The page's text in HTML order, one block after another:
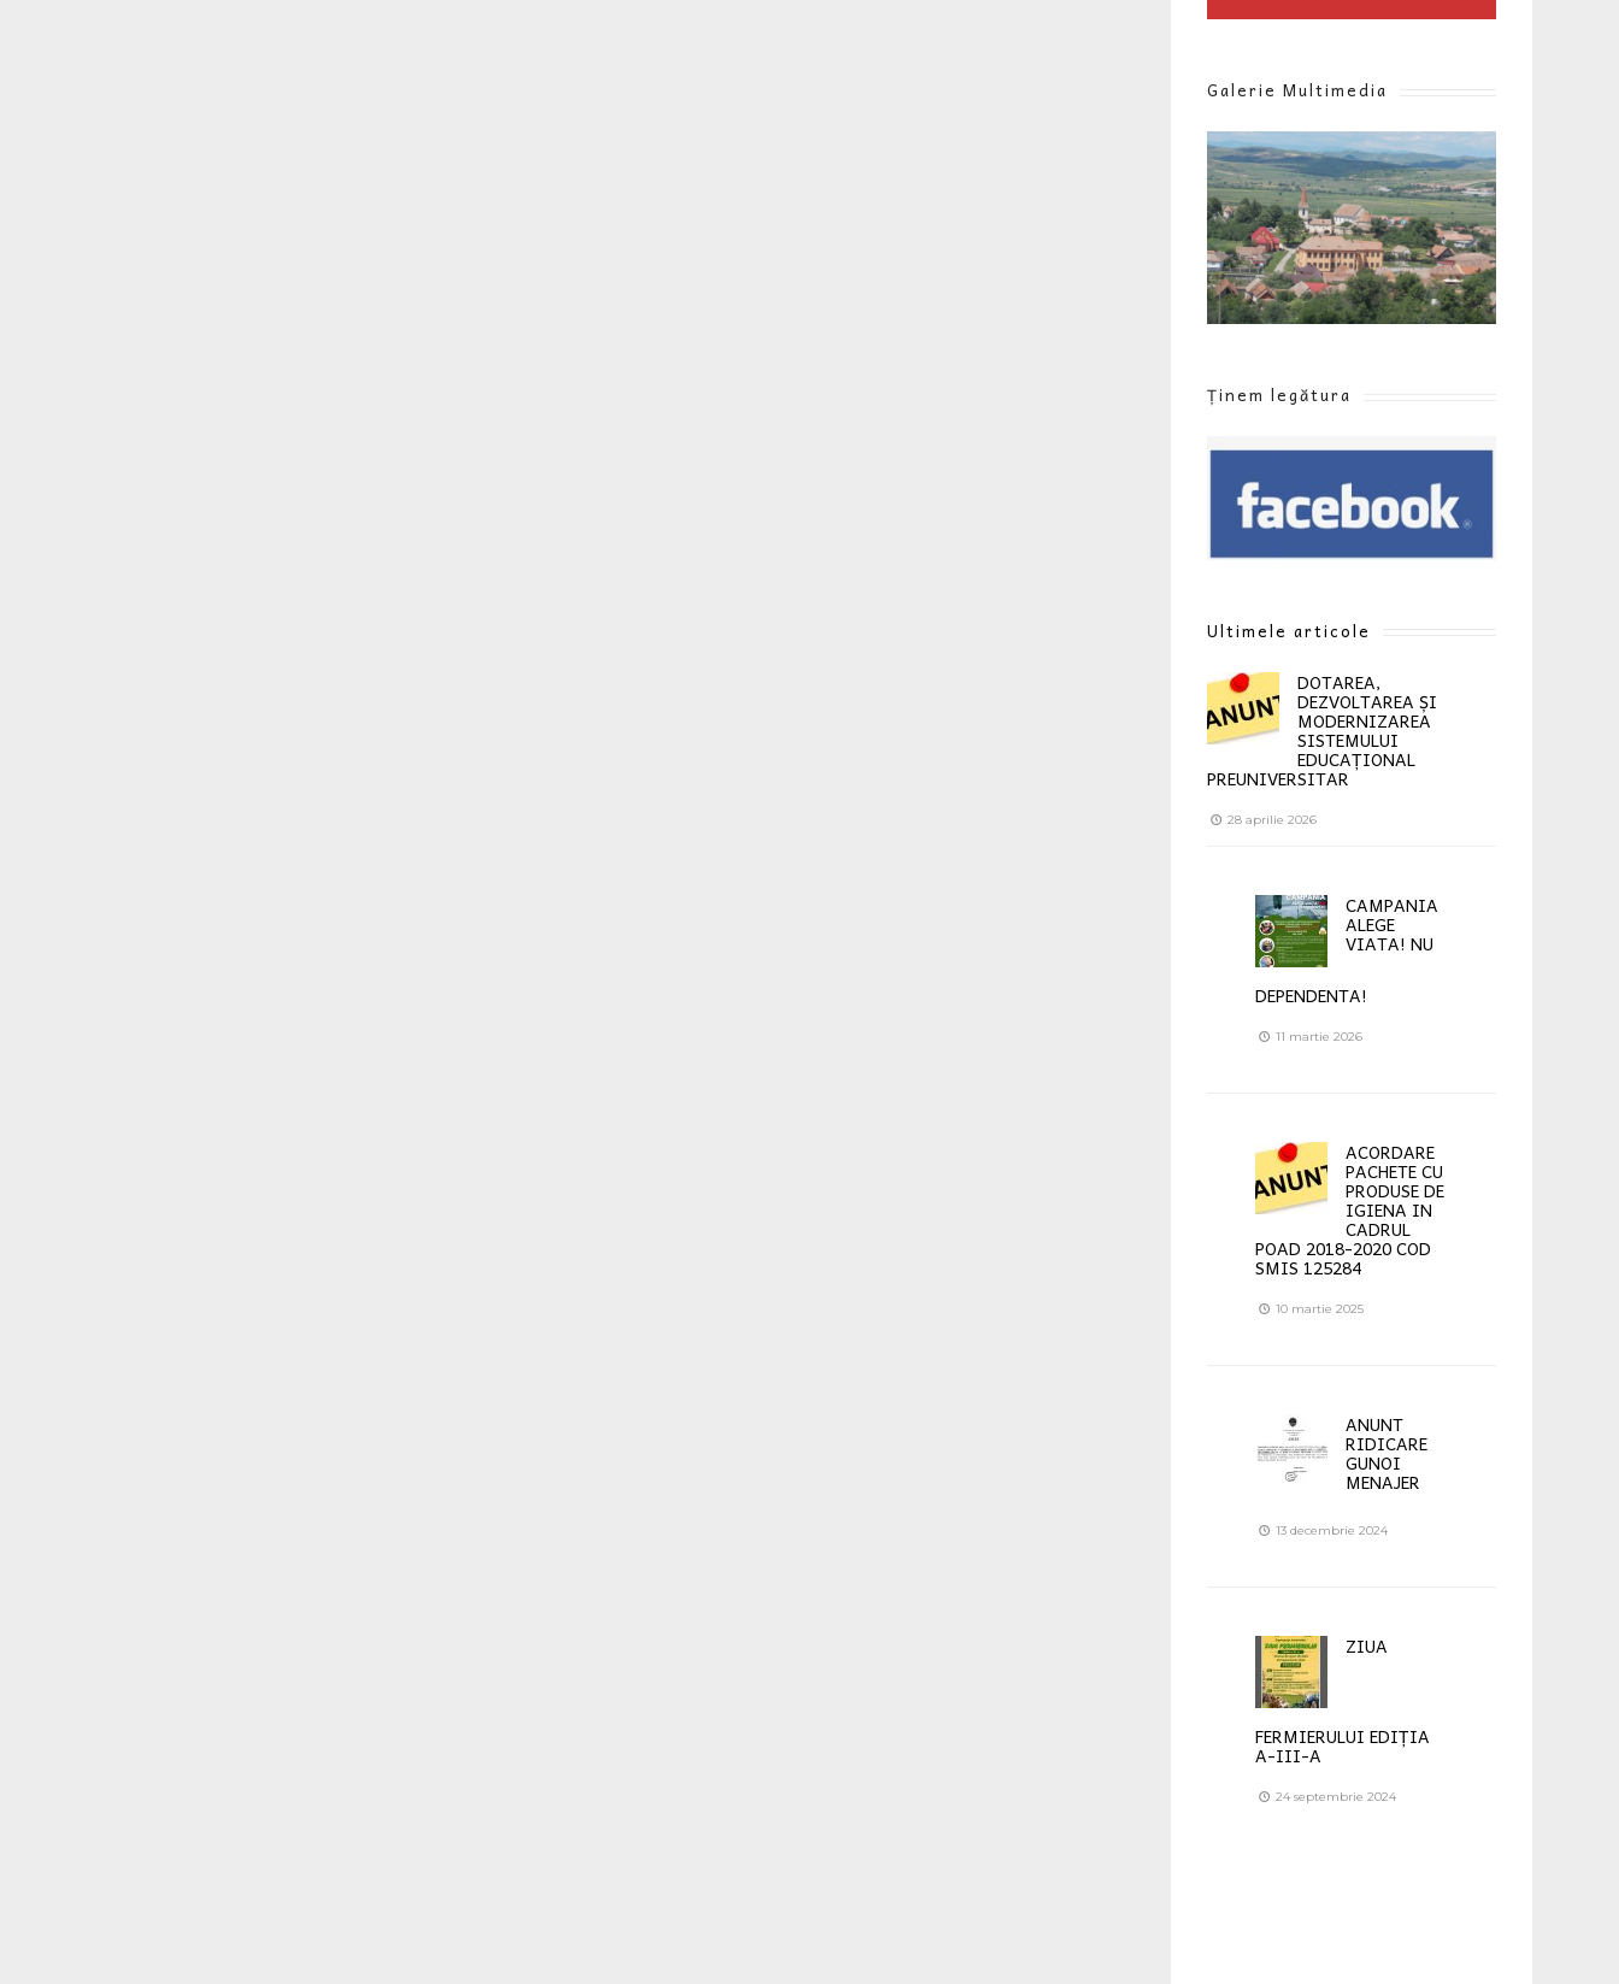
Galerie Multimedia
Ținem legătura
Ultimele articole
DOTAREA,
DEZVOLTAREA ȘI
MODERNIZAREA
SISTEMULUI
EDUCAȚIONAL
PREUNIVERSITAR
28 aprilie 2026
CAMPANIA
ALEGE
VIATA! NU
DEPENDENTA!
11 martie 2026
ACORDARE
PACHETE CU
PRODUSE DE
IGIENA IN
CADRUL
POAD 2018-2020 COD
SMIS 125284
10 martie 2025
ANUNT
RIDICARE
GUNOI
MENAJER
13 decembrie 2024
ZIUA
FERMIERULUI EDIȚIA
A-III-A
24 septembrie 2024